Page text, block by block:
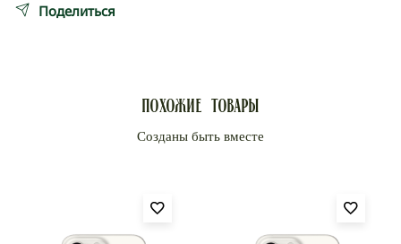
Доставка по Алматы осуществляется по тарифам
Доставка Казпочтой от 3 до 7 рабочих дней.
Стоимость доставки по тарифам курьерской
компании.
Поделиться
Похожие товары